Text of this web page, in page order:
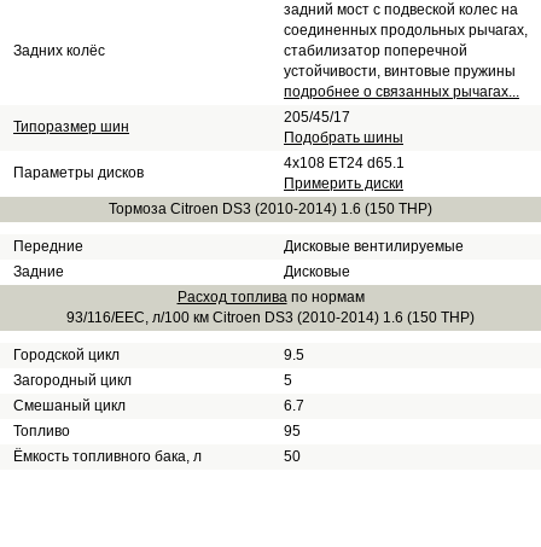
Задних колёс
задний мост с подвеской колес на
соединенных продольных рычагах,
стабилизатор поперечной
устойчивости, винтовые пружины
подробнее о связанных рычагах...
Типоразмер шин
205/45/17
Подобрать шины
Параметры дисков
4x108 ET24 d65.1
Примерить диски
Тормоза Citroen DS3 (2010-2014) 1.6 (150 THP)
Передние
Дисковые вентилируемые
Задние
Дисковые
Расход топливапо нормам
93/116/EEC, л/100 км Citroen DS3 (2010-2014) 1.6 (150 THP)
Городской цикл
9.5
Загородный цикл
5
Смешаный цикл
6.7
Топливо
95
Ёмкость топливного бака, л
50